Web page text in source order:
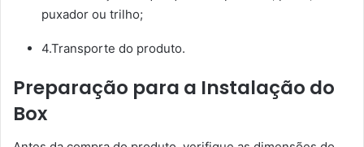
puxador ou trilho;
4.Transporte do produto.
Preparação para a Instalação do
Box